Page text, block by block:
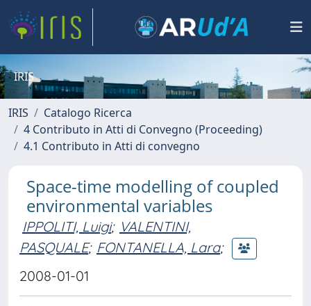
IRIS
IRIS
Catalogo Ricerca
4 Contributo in Atti di Convegno (Proceeding)
4.1 Contributo in Atti di convegno
Space-time modelling of coupled
environmental variables
IPPOLITI, Luigi; VALENTINI,
PASQUALE; FONTANELLA, Lara;
2008-01-01